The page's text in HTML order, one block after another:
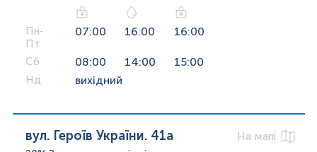
Пн-
Пт
07:00 16:00 16:00
Сб 08:00 14:00 15:00
Нд вихідний
вул. Героїв України. 41а
На мапі